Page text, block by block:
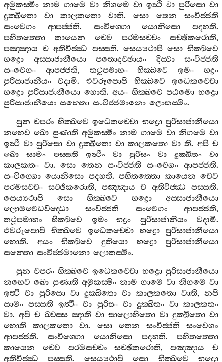
අමුකස‍්මිං නාම ගාමෙ වා නිගමෙ වා ඉත්‍ථි වා පුරිසො වා
දුක‍්ඛිතො
වා කාලකතො වාති. සො තෙන
සංවිජ‍්ජති
සංවෙගං
ආපජ‍්ජති. සංවිග‍්ගො යොනිසො පදහති.
පහිතත‍්තො
කායෙන චෙව පරමසච‍්චං සච‍්ඡිකරොති,
පඤ‍්ඤාය ච අතිවිජ‍්ඣ පස‍්සති. සෙය්‍යථාපි සො භික‍්ඛවෙ
භද්‍රො
අස‍්සාජානීයො පතොදච‍්ඡායං දිස‍්වා
සංවිජ‍්ජති
සංවෙගං
ආපජ‍්ජති, තථූපමාහං භික‍්ඛවෙ ඉමං
භද්‍රං
පුරිසාජානීයං
වදාමි. එවරූපොපි භික‍්ඛවෙ
ඉධෙකච‍්චො
භද්‍රො පුරිසාජානීයො හොති. අයං භික‍්ඛවෙ පඨමො භද්‍රො
පුරිසාජානීයො සන‍්තො සංවිජ‍්ජමානො ලොකස‍්මිං.
පුන චපරං භික‍්ඛවෙ ඉධෙකච‍්චො භද්‍රො පුරිසාජානීයො
නහෙව ඛො සුණාති අමුකස‍්මිං නාම ගාමෙ වා නිගමෙ වා
ඉත්‍ථී වා පුරිසො වා දුක‍්ඛිතො වා කාලකතො වා ති. අපි ච
ඛො
සාමං පස‍්සති ඉත්‍ථිං වා පුරිසං වා දුක‍්ඛිතං
වා
කාලකතං වා. සො තෙන සංවිජ‍්ජති සංවෙගං ආපජ‍්ජති.
සංවිග‍්ගො යොනිසො පදහති.පහිතත‍්තො කායෙන චෙව
පරමසච‍්චං සච‍්ඡිකරොති, පඤ‍්ඤාය ච අතිවිජ‍්ඣ පස‍්සති.
සෙය්‍යථාපි
සො භික‍්ඛවෙ භද්‍රො
අස‍්සාජානීයො
ලොමවෙධවිද‍්ධො
සංවිජ‍්ජති සංවෙගං ආපජ‍්ජති,
තථූපමාහං
භික‍්ඛවෙ ඉමං භද්‍රං පුරිසාජානීයං වදාමි.
එවරූපොපි
භික‍්ඛවෙ ඉධෙකච‍්චො භද්‍රො
පුරිසාජානීයො
හොති. අයං භික‍්ඛවෙ දුතියො භද්‍රො
පුරිසාජානීයො
සන‍්තො සංවිජ‍්ජමානො ලොකස‍්මිං.
පුන චපරං භික‍්ඛවෙ ඉධෙකච‍්චො භද්‍රො පුරිසාජානීයො
නහෙව ඛො සුණාති අමුකස‍්මිං නාම ගාමෙ වා නිගමෙ වා
ඉත්‍ථී වා පුරිසො වා දුක‍්ඛිතො වා කාලකතො වාති, නපි
සාමං පස‍්සති ඉත්‍ථිං වා පුරිසං වා දුක‍්ඛිතං වා කාලකතං
වා.අපි ච ඛ‍්වස‍්ස ඤාති වා සාලොහිතො වා දුක‍්ඛිතො වා
හොති
කාලකතො වා. සො තෙන සංවිජ‍්ජති
සංවෙගං
ආපජ‍්ජති. සංවිග‍්ගො යොනිසො පදහති. පහිතත‍්තො
කායෙන
චෙව පරමසච‍්චං සච‍්ඡිකරොති,පඤ‍්ඤාය
ච
අතිවිජ‍්ඣ
පස‍්සති. සෙය්‍යථාපි සො භික‍්ඛවෙ
භද්‍රො